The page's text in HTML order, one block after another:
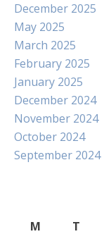
December 2025
May 2025
March 2025
February 2025
January 2025
December 2024
November 2024
October 2024
September 2024
M
T